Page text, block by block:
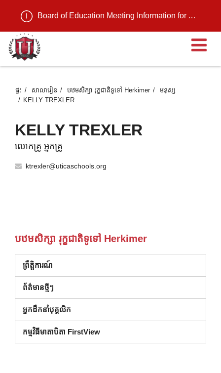
Board of Education Meeting Information for August 11, 2026
ប
ផ្ទះ សាលារៀន បឋមសិក្សា រុក្ខជាតិទូទៅ Herkimer
មនុស្ស
KELLY TREXLER
KELLY TREXLER
លោកគ្រូ អ្នកគ្រូ
ktrexler@uticaschools.org
បឋមសិក្សា រុក្ខជាតិទូទៅ Herkimer
ព្រឹត្តិការណ៍
ព័ត៌មានថ្មីៗ
អ្នកដឹកនាំបុគ្គលិក
កម្មវិធីមាតាបិតា FirstView